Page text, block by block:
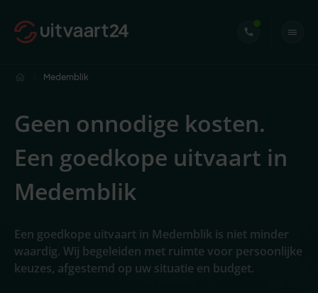
Medemblik
Geen onnodige kosten.
Een goedkope uitvaart in
Medemblik
Een goedkope uitvaart in Medemblik is niet minder
waardig. Wij begeleiden met ruimte voor persoonlijke
keuzes, afgestemd op uw situatie en budget.